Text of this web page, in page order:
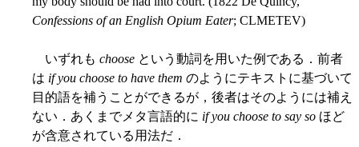
Confessions of an English Opium Eater; CLMETEV)
いずれも choose という動詞を用いた例である．前者
は if you choose to have them のようにテキストに基づいて
目的語を補うことができるが，後者はそのようには補え
ない．あくまでメタ言語的に if you choose to say so ほど
が含意されている用法だ．